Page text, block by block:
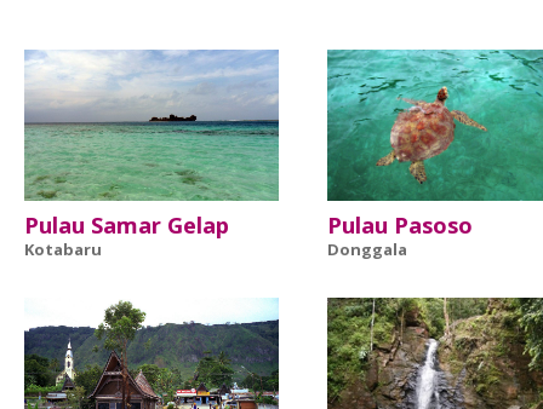
Pulau Samar Gelap
Kotabaru
Pulau Pasoso
Donggala